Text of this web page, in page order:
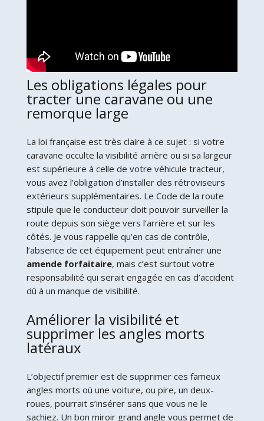
Les obligations légales pour
tracter une caravane ou une
remorque large
La loi française est très claire à ce sujet : si votre
caravane occulte la visibilité arrière ou si sa largeur
est supérieure à celle de votre véhicule tracteur,
vous avez l’obligation d’installer des rétroviseurs
extérieurs supplémentaires. Le Code de la route
stipule que le conducteur doit pouvoir surveiller la
route depuis son siège vers l’arrière et sur les
côtés. Je vous rappelle qu’en cas de contrôle,
l’absence de cet équipement peut entraîner une
amende forfaitaire, mais c’est surtout votre
responsabilité qui serait engagée en cas d’accident
dû à un manque de visibilité.
Améliorer la visibilité et
supprimer les angles morts
latéraux
L’objectif premier est de supprimer ces fameux
angles morts où une voiture, ou pire, un deux-
roues, pourrait s’insérer sans que vous ne le
sachiez. Un bon miroir grand angle vous permet de